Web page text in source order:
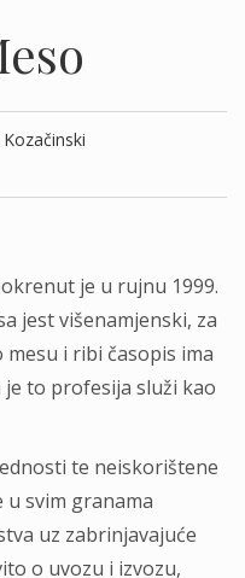
je u rujnu 1999.
jest višenamjenski, za
i ribi časopis ima
je to profesija služi kao
te neiskorištene
u svim granama
uz zabrinjavajuće
o uvozu i izvozu,